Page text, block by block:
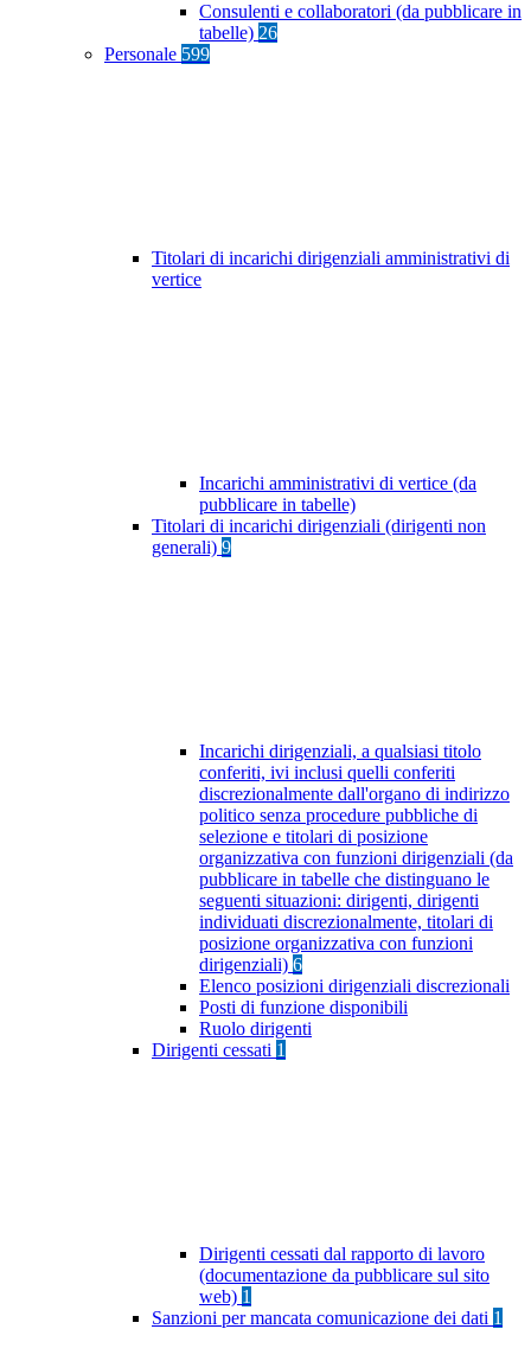
Consulenti e collaboratori (da pubblicare in
tabelle) 26
Personale 599
Titolari di incarichi dirigenziali amministrativi di
vertice
Incarichi amministrativi di vertice (da
pubblicare in tabelle)
Titolari di incarichi dirigenziali (dirigenti non
generali) 9
Incarichi dirigenziali, a qualsiasi titolo
conferiti, ivi inclusi quelli conferiti
discrezionalmente dall'organo di indirizzo
politico senza procedure pubbliche di
selezione e titolari di posizione
organizzativa con funzioni dirigenziali (da
pubblicare in tabelle che distinguano le
seguenti situazioni: dirigenti, dirigenti
individuati discrezionalmente, titolari di
posizione organizzativa con funzioni
dirigenziali) 6
Elenco posizioni dirigenziali discrezionali
Posti di funzione disponibili
Ruolo dirigenti
Dirigenti cessati 1
Dirigenti cessati dal rapporto di lavoro
(documentazione da pubblicare sul sito
web) 1
Sanzioni per mancata comunicazione dei dati 1